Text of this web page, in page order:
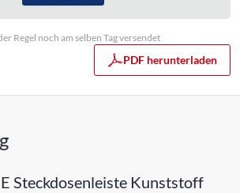
Regel noch am selben Tag versendet
PDF herunterladen
Steckdosenleiste Kunststoff